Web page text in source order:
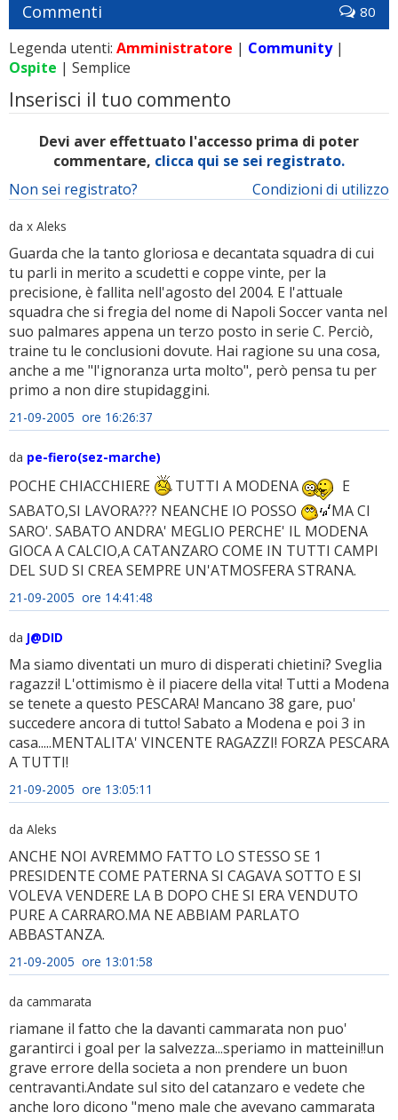
Commenti 80
Legenda utenti: Amministratore | Community|
Ospite | Semplice
Inserisci il tuo commento
Devi aver effettuato l'accesso prima di poter
commentare, clicca qui se sei registrato.
Condizioni di utilizzo
Non sei registrato?
da x Aleks
Guarda che la tanto gloriosa e decantata squadra di cui
tu parli in merito a scudetti e coppe vinte, per la
precisione, è fallita nell'agosto del 2004. E l'attuale
squadra che si fregia del nome di Napoli Soccer vanta nel
suo palmares appena un terzo posto in serie C. Perciò,
traine tu le conclusioni dovute. Hai ragione su una cosa,
anche a me "l'ignoranza urta molto", però pensa tu per
primo a non dire stupidaggini.
21-09-2005 ore 16:26:37
da pe-fiero(sez-marche)
POCHE CHIACCHIERE TUTTI A MODENA
E
SABATO,SI LAVORA??? NEANCHE IO POSSO
MA CI
SARO'. SABATO ANDRA' MEGLIO PERCHE' IL MODENA
GIOCA A CALCIO,A CATANZARO COME IN TUTTI CAMPI
DEL SUD SI CREA SEMPRE UN'ATMOSFERA STRANA.
21-09-2005 ore 14:41:48
da J@DID
Ma siamo diventati un muro di disperati chietini? Sveglia
ragazzi! L'ottimismo è il piacere della vita! Tutti a Modena
se tenete a questo PESCARA! Mancano 38 gare, puo'
succedere ancora di tutto! Sabato a Modena e poi 3 in
casa.....MENTALITA' VINCENTE RAGAZZI! FORZA PESCARA
A TUTTI!
21-09-2005 ore 13:05:11
da Aleks
ANCHE NOI AVREMMO FATTO LO STESSO SE 1
PRESIDENTE COME PATERNA SI CAGAVA SOTTO E SI
VOLEVA VENDERE LA B DOPO CHE SI ERA VENDUTO
PURE A CARRARO.MA NE ABBIAM PARLATO
ABBASTANZA.
21-09-2005 ore 13:01:58
da cammarata
riamane il fatto che la davanti cammarata non puo'
garantirci i goal per la salvezza...speriamo in matteini!!un
grave errore della societa a non prendere un buon
centravanti.Andate sul sito del catanzaro e vedete che
anche loro dicono "meno male che avevano cammarata